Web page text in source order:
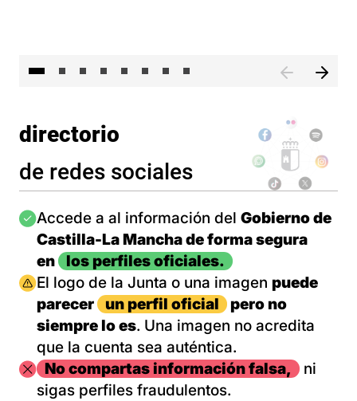
directorio
de redes sociales
Imagen
Accede a al información del Gobierno de
Castilla-La Mancha de forma segura
en
los perfiles oficiales.
Imagen
El logo de la Junta o una imagen puede
parecer
un perfil oficial
pero no
siempre lo es. Una imagen no acredita
que la cuenta sea auténtica.
ImagenNo compartas información falsa,
ni
sigas perfiles fraudulentos.